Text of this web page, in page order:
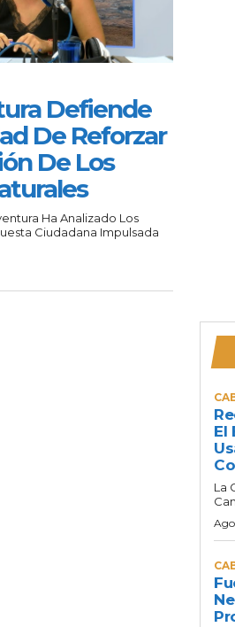
Defiende
De Reforzar
De Los
Ha Analizado Los
Ciudadana Impulsada
El
La